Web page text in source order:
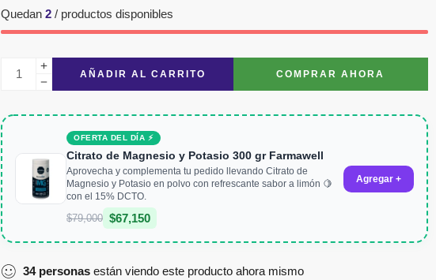
Quedan 2 / productos disponibles
AÑADIR AL CARRITO COMPRAR AHORA
OFERTA DEL DÍA ⚡
Citrato de Magnesio y Potasio 300 gr Farmawell
Aprovecha y complementa tu pedido llevando Citrato de
Magnesio y Potasio en polvo con refrescante sabor a limón 🍋
con el 15% DCTO.
$79,000 $67,150
Agregar +
34 personas están viendo este producto ahora mismo